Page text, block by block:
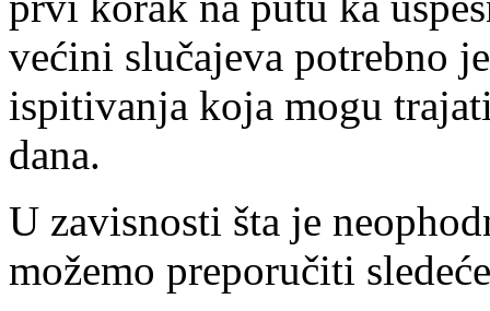
većini slučajeva potrebno
ispitivanja koja mogu
dana.
U zavisnosti šta je
možemo preporučiti